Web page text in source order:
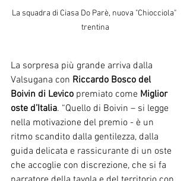
La squadra di Ciasa Do Parè, nuova "Chiocciola"
trentina
La sorpresa più grande arriva dalla
Valsugana con Riccardo Bosco del
Boivin di Levico premiato come Miglior
oste d’Italia. “Quello di Boivin – si legge
nella motivazione del premio - è un
ritmo scandito dalla gentilezza, dalla
guida delicata e rassicurante di un oste
che accoglie con discrezione, che si fa